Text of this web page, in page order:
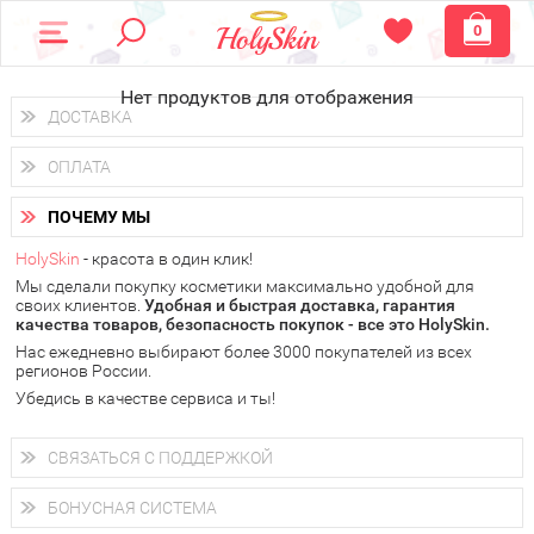
0
Нет продуктов для отображения
ДОСТАВКА
Доставка осуществляетсяпо всем городам России.
Вы можете выбрать доставку курьером, Почтой России или
получить заказ в пунктах выдачи PickPoint или пункте
самовывоза.
В 20 городах России доставка осуществляется ужена
следующий день.
у Вас всегда есть возможность получитьбесплатную
доставку от HolySkin.
подробнее об условиях доставки и оплаты в Вашем городе
ОПЛАТА
Вы можете оплатить свой заказ любым удобным способом:
наличными деньгами (
через интернет-банк (Альфа-банк, Сбербанк) и другими
электронными способами.
ПОЧЕМУ МЫ
HolySkin - красота в один клик!
Мы сделали покупку косметики максимально удобной для
своих клиентов. Удобная и быстрая доставка, гарантия
качества товаров, безопасность покупок - все это HolySkin.
Нас ежедневно выбирают более 3000 покупателей из всех
регионов России.
Убедись в качестве сервиса и ты!
СВЯЗАТЬСЯ С ПОДДЕРЖКОЙ
+7 (800) 707-24-55
Мы будем рады ответить на все Ваши вопросы по работе
магазина, проконсультировать по товарам, рассказать о
БОНУСНАЯ СИСТЕМА